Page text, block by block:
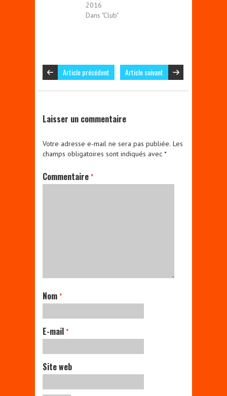
2016
Dans "Club"
Article précédent Article suivant
Laisser un commentaire
Votre adresse e-mail ne sera pas publiée. Les
champs obligatoires sont indiqués avec *
Commentaire *
Nom *
E-mail *
Site web